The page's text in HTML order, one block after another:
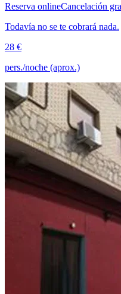
Reserva onlineCancelación
Todavía no se te cobrará nada.
28 €
pers./noche (aprox.)